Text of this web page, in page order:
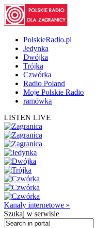
PolskieRadio.pl
Jedynka
Dwójka
Trójka
Czwórka
Radio Poland
Moje Polskie Radio
ramówka
LISTEN LIVE
Kanały internetowe »
Szukaj w serwisie